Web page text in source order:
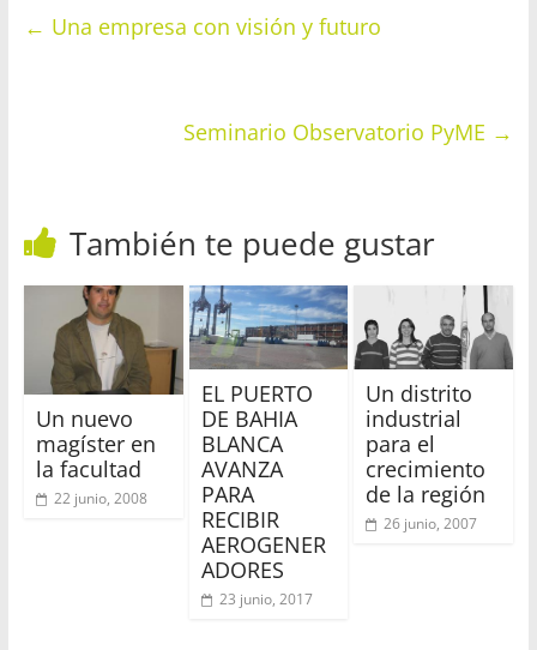
← Una empresa con visión y futuro
Seminario Observatorio PyME →
También te puede gustar
Un nuevo
magíster en
la facultad
22 junio, 2008
EL PUERTO
DE BAHIA
BLANCA
AVANZA
PARA
RECIBIR
AEROGENER
ADORES
23 junio, 2017
Un distrito
industrial
para el
crecimiento
de la región
26 junio, 2007